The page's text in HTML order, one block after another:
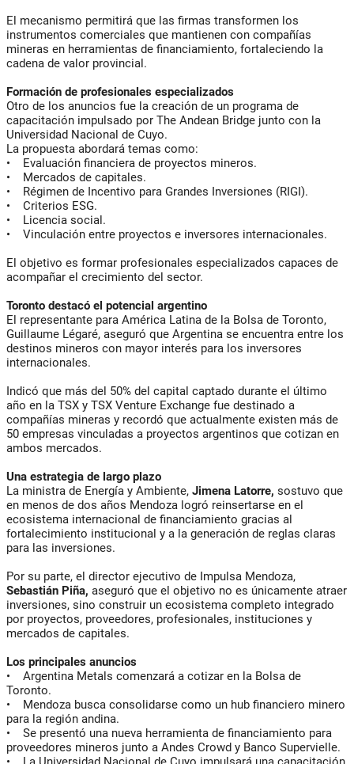
El mecanismo permitirá que las firmas transformen los
instrumentos comerciales que mantienen con compañías
mineras en herramientas de financiamiento, fortaleciendo la
cadena de valor provincial.
Formación de profesionales especializados
Otro de los anuncios fue la creación de un programa de
capacitación impulsado por The Andean Bridge junto con la
Universidad Nacional de Cuyo.
La propuesta abordará temas como:
• Evaluación financiera de proyectos mineros.
• Mercados de capitales.
• Régimen de Incentivo para Grandes Inversiones (RIGI).
• Criterios ESG.
• Licencia social.
• Vinculación entre proyectos e inversores internacionales.
El objetivo es formar profesionales especializados capaces de
acompañar el crecimiento del sector.
Toronto destacó el potencial argentino
El representante para América Latina de la Bolsa de Toronto,
Guillaume Légaré, aseguró que Argentina se encuentra entre los
destinos mineros con mayor interés para los inversores
internacionales.
Indicó que más del 50% del capital captado durante el último
año en la TSX y TSX Venture Exchange fue destinado a
compañías mineras y recordó que actualmente existen más de
50 empresas vinculadas a proyectos argentinos que cotizan en
ambos mercados.
Una estrategia de largo plazo
La ministra de Energía y Ambiente, Jimena Latorre, sostuvo que
en menos de dos años Mendoza logró reinsertarse en el
ecosistema internacional de financiamiento gracias al
fortalecimiento institucional y a la generación de reglas claras
para las inversiones.
Por su parte, el director ejecutivo de Impulsa Mendoza,
Sebastián Piña, aseguró que el objetivo no es únicamente atraer
inversiones, sino construir un ecosistema completo integrado
por proyectos, proveedores, profesionales, instituciones y
mercados de capitales.
Los principales anuncios
• Argentina Metals comenzará a cotizar en la Bolsa de
Toronto.
• Mendoza busca consolidarse como un hub financiero minero
para la región andina.
• Se presentó una nueva herramienta de financiamiento para
proveedores mineros junto a Andes Crowd y Banco Supervielle.